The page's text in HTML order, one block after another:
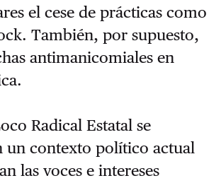
el cese de prácticas como
También, por supuesto,
antimanicomiales en
Radical Estatal se
un contexto político actual
las voces e intereses